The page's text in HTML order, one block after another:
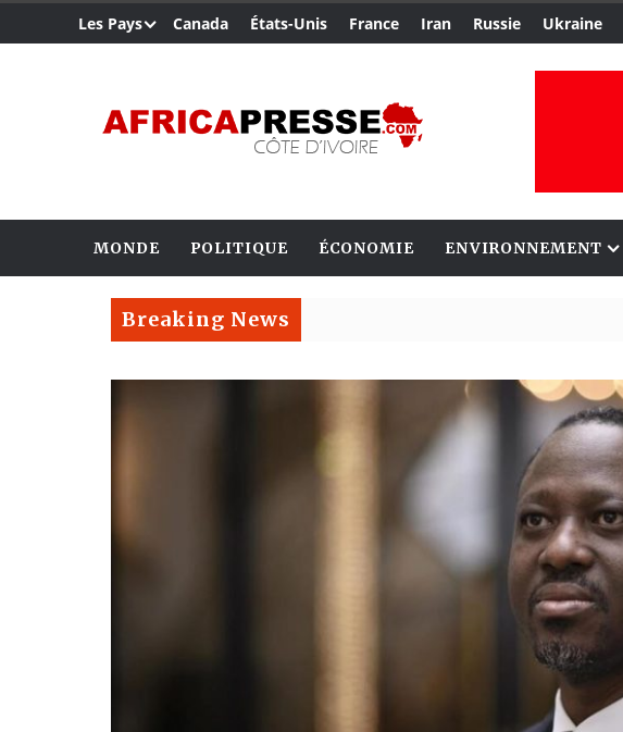
Les Pays Canada États-Unis France Iran Russie Ukraine
MONDE POLITIQUE ÉCONOMIE ENVIRONNEMENT
Breaking News